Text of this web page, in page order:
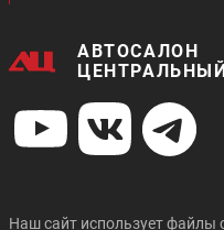
АВТОСАЛОН
Наш сайт использует файлы